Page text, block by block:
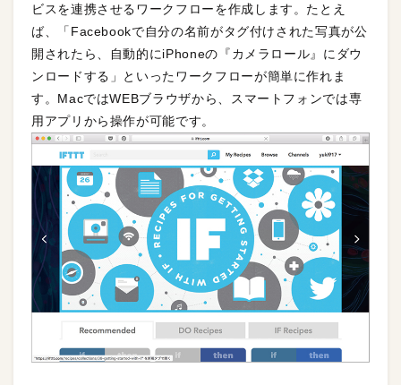
ビスを連携させるワークフローを作成します。たとえ
ば、「Facebookで自分の名前がタグ付けされた写真が公
開されたら、自動的にiPhoneの『カメラロール』にダウ
ンロードする」といったワークフローが簡単に作れま
す。MacではWEBブラウザから、スマートフォンでは専
用アプリから操作が可能です。